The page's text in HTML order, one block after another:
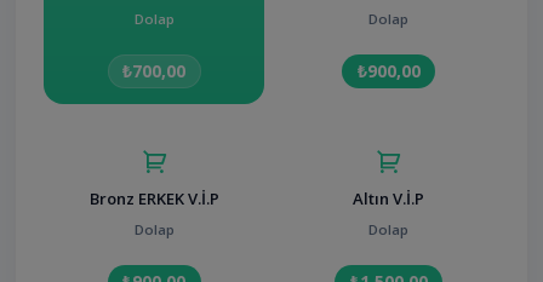
Dolap
₺700,00
Dolap
₺900,00
Bronz ERKEK V.İ.P
Dolap
Altın V.İ.P
Dolap